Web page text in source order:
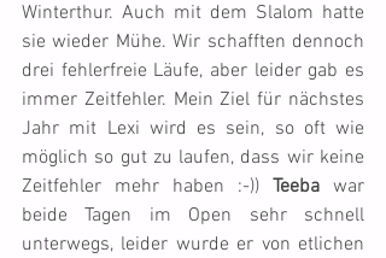
Winterthur. Auch mit dem Slalom hatte
sie wieder Mühe. Wir schafften dennoch
drei fehlerfreie Läufe, aber leider gab es
immer Zeitfehler. Mein Ziel für nächstes
Jahr mit Lexi wird es sein, so oft wie
möglich so gut zu laufen, dass wir keine
Zeitfehler mehr haben :-)) Teeba war
beide Tagen im Open sehr schnell
unterwegs, leider wurde er von etlichen